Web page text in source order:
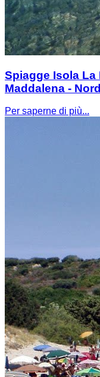
Spiagge Isola La
Maddalena -
Per saperne di più...